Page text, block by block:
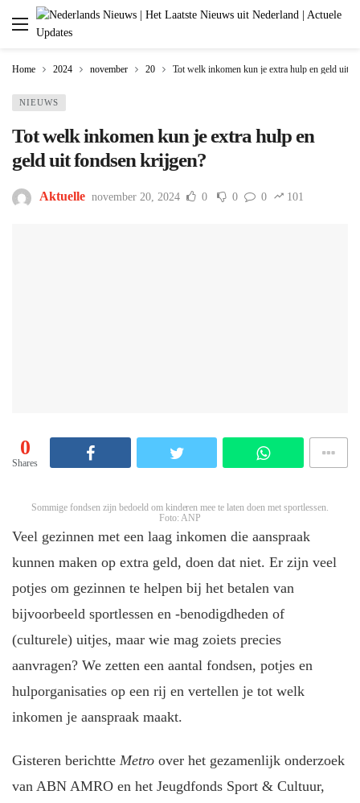
Home 2024 november 20 Tot welk inkomen kun je extra hulp en geld uit
NIEUWS
Tot welk inkomen kun je extra hulp en
geld uit fondsen krijgen?
Aktuelle november 20, 2024 0 0 0 101
0
Shares
Sommige fondsen zijn bedoeld om kinderen mee te laten doen met sportlessen.
Foto: ANP
Veel gezinnen met een laag inkomen die aanspraak
kunnen maken op extra geld, doen dat niet. Er zijn veel
potjes om gezinnen te helpen bij het betalen van
bijvoorbeeld sportlessen en -benodigdheden of
(culturele) uitjes, maar wie mag zoiets precies
aanvragen? We zetten een aantal fondsen, potjes en
hulporganisaties op een rij en vertellen je tot welk
inkomen je aanspraak maakt.
Gisteren berichtte Metroover het gezamenlijk onderzoek
van ABN AMRO en het Jeugdfonds Sport & Cultuur,